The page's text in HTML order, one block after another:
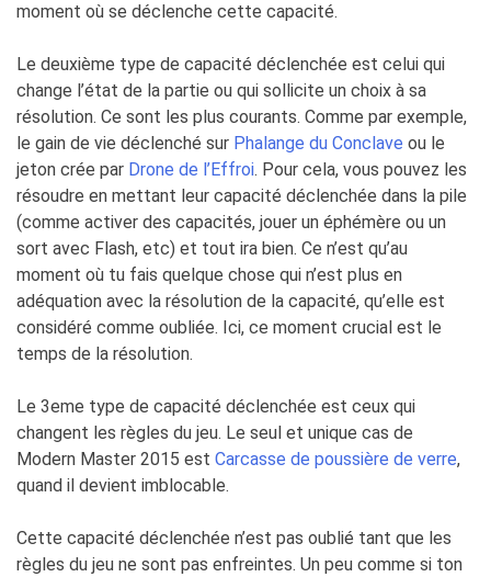
moment où se déclenche cette capacité.
Le deuxième type de capacité déclenchée est celui qui
change l’état de la partie ou qui sollicite un choix à sa
résolution. Ce sont les plus courants. Comme par exemple,
le gain de vie déclenché sur Phalange du Conclave ou le
jeton crée par Drone de l’Effroi. Pour cela, vous pouvez les
résoudre en mettant leur capacité déclenchée dans la pile
(comme activer des capacités, jouer un éphémère ou un
sort avec Flash, etc) et tout ira bien. Ce n’est qu’au
moment où tu fais quelque chose qui n’est plus en
adéquation avec la résolution de la capacité, qu’elle est
considéré comme oubliée. Ici, ce moment crucial est le
temps de la résolution.
Le 3eme type de capacité déclenchée est ceux qui
changent les règles du jeu. Le seul et unique cas de
Modern Master 2015 est Carcasse de poussière de verre,
quand il devient imblocable.
Cette capacité déclenchée n’est pas oublié tant que les
règles du jeu ne sont pas enfreintes. Un peu comme si ton